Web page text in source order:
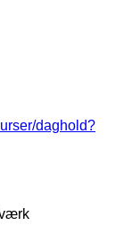
daghold?